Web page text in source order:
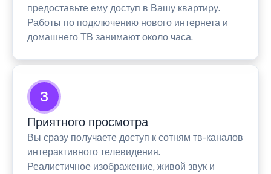
предоставьте ему доступ в Вашу квартиру.
Работы по подключению нового интернета и
домашнего ТВ занимают около часа.
3
Приятного просмотра
Вы сразу получаете доступ к сотням тв-каналов
интерактивного телевидения.
Реалистичное изображение, живой звук и